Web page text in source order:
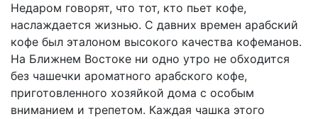
Недаром говорят, что тот, кто пьет кофе,
наслаждается жизнью. С давних времен арабский
кофе был эталоном высокого качества кофеманов.
На Ближнем Востоке ни одно утро не обходится
без чашечки ароматного арабского кофе,
приготовленного хозяйкой дома с особым
вниманием и трепетом. Каждая чашка этого